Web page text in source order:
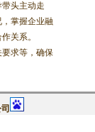
头主动走
掌握企业融
关系。
求等，确保